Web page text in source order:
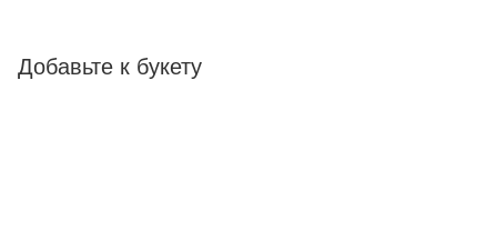
Добавьте к букету